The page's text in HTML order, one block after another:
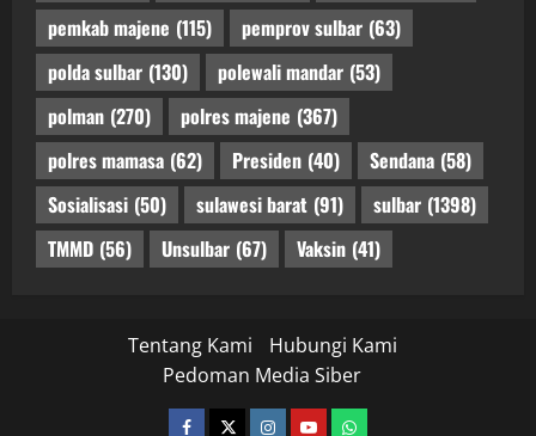
pemkab majene (115) pemprov sulbar (63)
polda sulbar (130) polewali mandar (53)
polman (270) polres majene (367)
polres mamasa (62) Presiden (40) Sendana (58)
Sosialisasi (50) sulawesi barat (91) sulbar (1398)
TMMD (56) Unsulbar (67) Vaksin (41)
Tentang Kami
Hubungi Kami
Pedoman Media Siber
facebooktwitterinstagram.com
youtubewhatsapp